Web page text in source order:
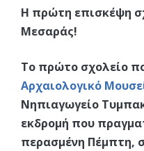
Η πρώτη επισκέψη
Μεσαράς!
Το πρώτο σχολείο
Αρχαιολογικό
Νηπιαγωγείο
εκδρομή που
περασμένη Πέμπτη,